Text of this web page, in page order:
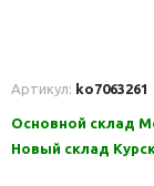
Артикул: ko7063261
Основной склад
Новый склад